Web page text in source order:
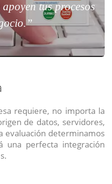
tus procesos
requiere, no importa la
de datos, servidores,
evaluación determinamos
una perfecta integración